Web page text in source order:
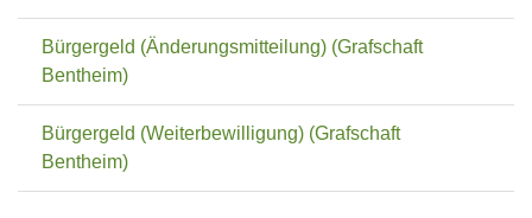
Bürgergeld (Änderungsmitteilung) (Grafschaft
Bentheim)
Bürgergeld (Weiterbewilligung) (Grafschaft
Bentheim)